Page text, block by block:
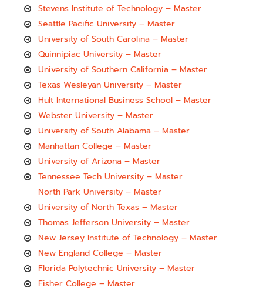
Stevens Institute of Technology – Master
Seattle Pacific University – Master
University of South Carolina – Master
Quinnipiac University – Master
University of Southern California – Master
Texas Wesleyan University – Master
Hult International Business School – Master
Webster University – Master
University of South Alabama – Master
Manhattan College – Master
University of Arizona – Master
Tennessee Tech University – Master
North Park University – Master
University of North Texas – Master
Thomas Jefferson University – Master
New Jersey Institute of Technology – Master
New England College – Master
Florida Polytechnic University – Master
Fisher College – Master